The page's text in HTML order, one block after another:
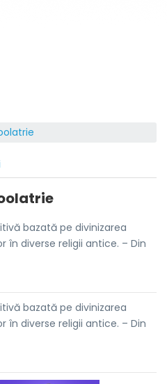
bazată pe divinizarea
în diverse religii antice. – Din
bazată pe divinizarea
în diverse religii antice. – Din